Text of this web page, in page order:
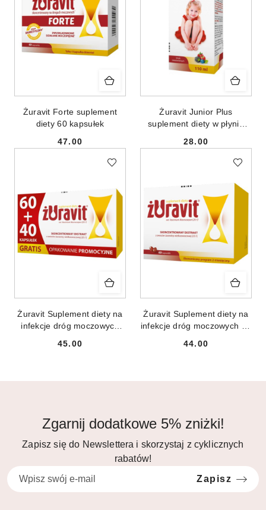
Żuravit Forte suplement
diety 60 kapsułek
Cena:
47.00
Żuravit Junior Plus
suplement diety w płynie
Cena:
28.00
Żuravit Suplement diety na
infekcje dróg moczowych
Cena:
45.00
Żuravit Suplement diety na
infekcje dróg moczowych 60
Cena:
44.00
Zgarnij dodatkowe 5% zniżki!
Zapisz się do Newslettera i skorzystaj z cyklicznych
rabatów!
Zapisz